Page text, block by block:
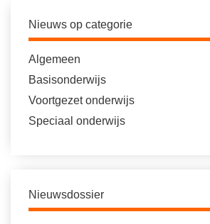
Nieuws op categorie
Algemeen
Basisonderwijs
Voortgezet onderwijs
Speciaal onderwijs
Nieuwsdossier